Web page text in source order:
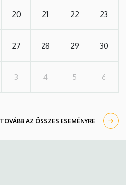
20 21 22 23
27 28 29 30
3 4 5 6
TOVÁBB AZ ÖSSZES ESEMÉNYRE